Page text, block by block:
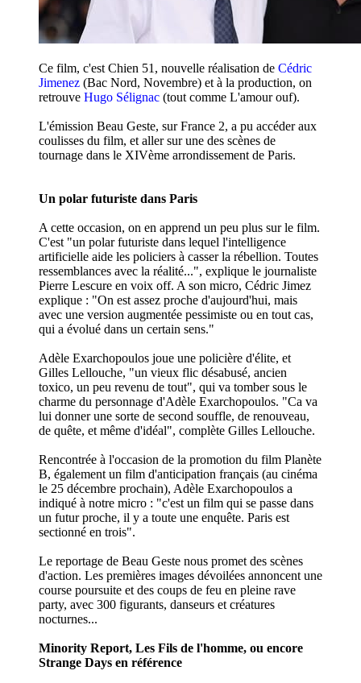
Ce film, c'est Chien 51, nouvelle réalisation de Cédric
Jimenez (Bac Nord, Novembre) et à la production, on
retrouve Hugo Sélignac (tout comme L'amour ouf).
L'émission Beau Geste, sur France 2, a pu accéder aux
coulisses du film, et aller sur une des scènes de
tournage dans le XIVème arrondissement de Paris.
Un polar futuriste dans Paris
A cette occasion, on en apprend un peu plus sur le film.
C'est "un polar futuriste dans lequel l'intelligence
artificielle aide les policiers à casser la rébellion. Toutes
ressemblances avec la réalité...", explique le journaliste
Pierre Lescure en voix off. A son micro, Cédric Jimez
explique : "On est assez proche d'aujourd'hui, mais
avec une version augmentée pessimiste ou en tout cas,
qui a évolué dans un certain sens."
Adèle Exarchopoulos joue une policière d'élite, et
Gilles Lellouche, "un vieux flic désabusé, ancien
toxico, un peu revenu de tout", qui va tomber sous le
charme du personnage d'Adèle Exarchopoulos. "Ca va
lui donner une sorte de second souffle, de renouveau,
de quête, et même d'idéal", complète Gilles Lellouche.
Rencontrée à l'occasion de la promotion du film Planète
B, également un film d'anticipation français (au cinéma
le 25 décembre prochain), Adèle Exarchopoulos a
indiqué à notre micro : "c'est un film qui se passe dans
un futur proche, il y a toute une enquête. Paris est
sectionné en trois".
Le reportage de Beau Geste nous promet des scènes
d'action. Les premières images dévoilées annoncent une
course poursuite et des coups de feu en pleine rave
party, avec 300 figurants, danseurs et créatures
nocturnes...
Minority Report, Les Fils de l'homme, ou encore
Strange Days en référence